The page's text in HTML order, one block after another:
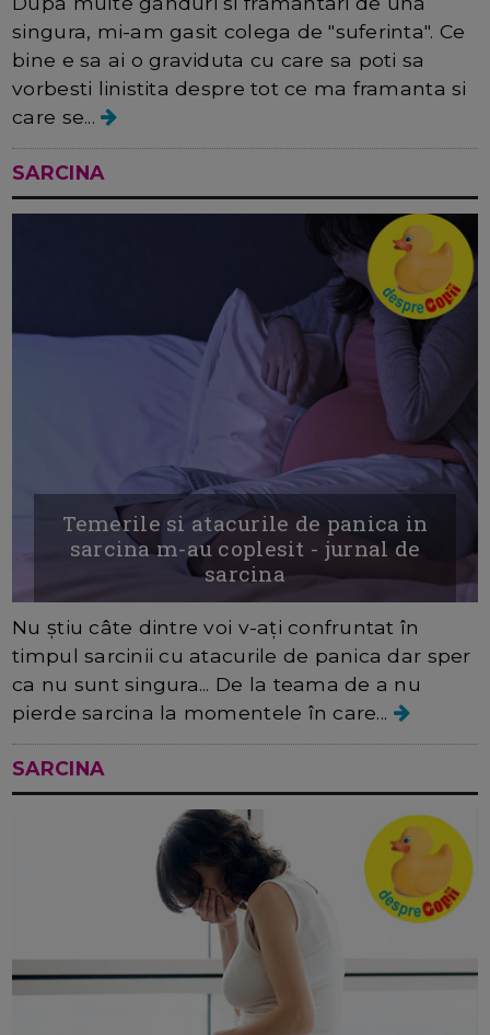
singura, mi-am gasit colega de "suferinta". Ce
bine e sa ai o graviduta cu care sa poti sa
vorbesti linistita despre tot ce ma framanta si
care se...
SARCINA
Temerile si atacurile de panica in
sarcina m-au coplesit - jurnal de
sarcina
Nu știu câte dintre voi v-ați confruntat în
timpul sarcinii cu atacurile de panica dar sper
ca nu sunt singura... De la teama de a nu
pierde sarcina la momentele în care...
SARCINA